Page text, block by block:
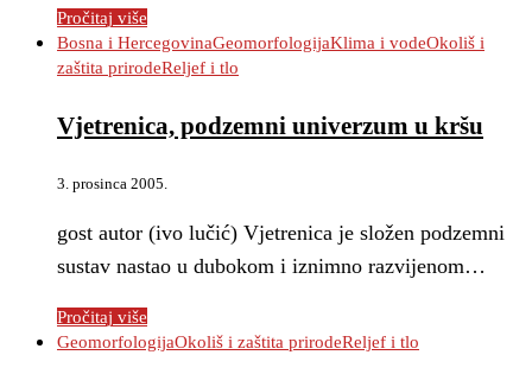
Pročitaj više
Bosna i HercegovinaGeomorfologijaKlima i vodeOkoliš i
zaštita prirodeReljef i tlo
Vjetrenica, podzemni univerzum u kršu
3. prosinca 2005.
gost autor (ivo lučić) Vjetrenica je složen podzemni
sustav nastao u dubokom i iznimno razvijenom…
Pročitaj više
GeomorfologijaOkoliš i zaštita prirodeReljef i tlo